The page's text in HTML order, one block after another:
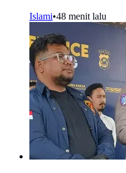
Islami•48 menit lalu